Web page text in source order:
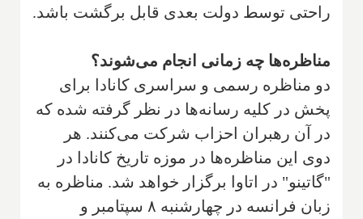
راحتی توسط دولت بعدی قابل برگشت باشد.
مناظره‌ها چه زمانی انجام می‌شوند؟
دو مناظره رسمی و سراسری کانادا برای
پخش در کلیه رسانه‌ها در نظر گرفته شده که
در آن رهبران احزاب شرکت می‌کنند. هر
دوی این مناظره‌ها در موزه تاریخ کانادا در
"گاتینو" در اتاوا برگزار خواهد شد. مناظره به
زبان فرانسه در چهارشنبه ۸ سپتامبر و